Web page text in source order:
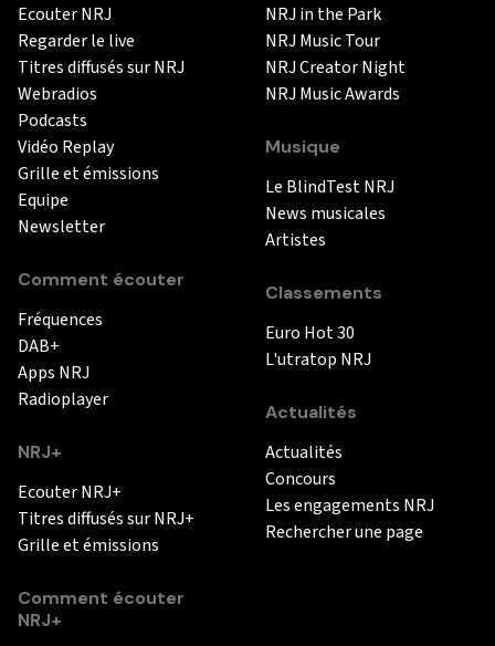
Ecouter NRJ
Regarder le live
Titres diffusés sur NRJ
Webradios
Podcasts
Vidéo Replay
Grille et émissions
Equipe
Newsletter
Comment écouter
Fréquences
DAB+
Apps NRJ
Radioplayer
NRJ+
Ecouter NRJ+
Titres diffusés sur NRJ+
Grille et émissions
Comment écouter
NRJ+
NRJ in the Park
NRJ Music Tour
NRJ Creator Night
NRJ Music Awards
Musique
Le BlindTest NRJ
News musicales
Artistes
Classements
Euro Hot 30
L'utratop NRJ
Actualités
Actualités
Concours
Les engagements NRJ
Rechercher une page